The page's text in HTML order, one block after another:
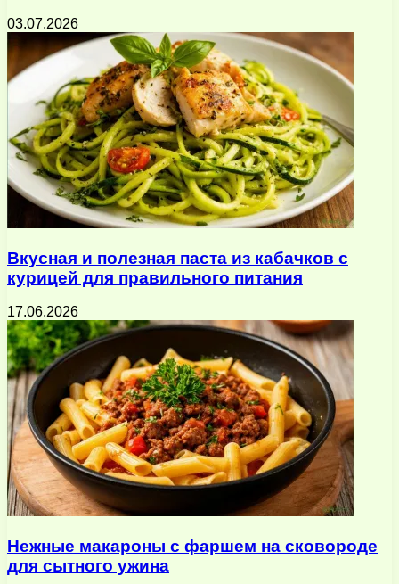
03.07.2026
Вкусная и полезная паста из кабачков с
курицей для правильного питания
17.06.2026
Нежные макароны с фаршем на сковороде
для сытного ужина